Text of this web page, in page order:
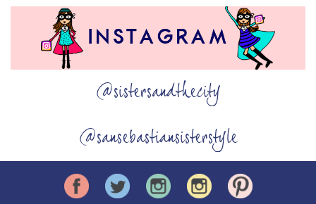
@sistersandthecity
@sansebastiansisterstyle